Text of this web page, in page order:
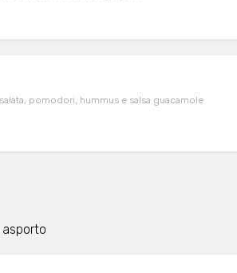
pomodori, hummus e salsa guacamole